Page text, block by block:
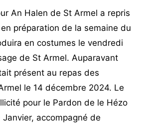
An Halen de St Armel a repris
préparation de la semaine du
en costumes le vendredi
de St Armel. Auparavant
présent au repas des
le 14 décembre 2024. Le
pour le Pardon de le Hézo
Janvier, accompagné de